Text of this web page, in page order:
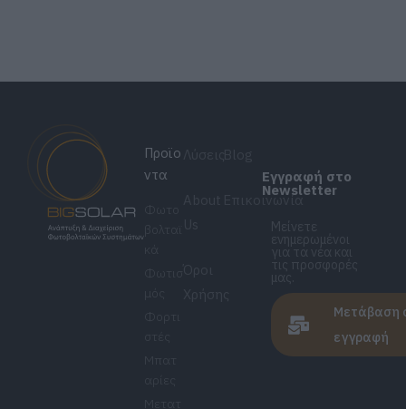
Προϊο
ντα
Επικοινωνία
Εγγραφή στο
Newsletter
Μείνετε
ενημερωμένοι
για τα νέα και
τις προσφορές
μας.
Μετάβαση
εγγραφή